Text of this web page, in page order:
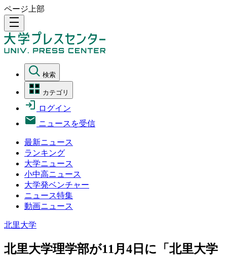
ページ上部
density_medium
検索
カテゴリ
ログイン
ニュースを受信
最新ニュース
ランキング
大学ニュース
小中高ニュース
大学発ベンチャー
ニュース特集
動画ニュース
北里大学
北里大学理学部が11月4日に「北里大学